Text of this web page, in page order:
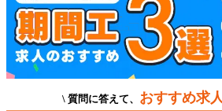
\ 質問に答えて、 おすすめ求人